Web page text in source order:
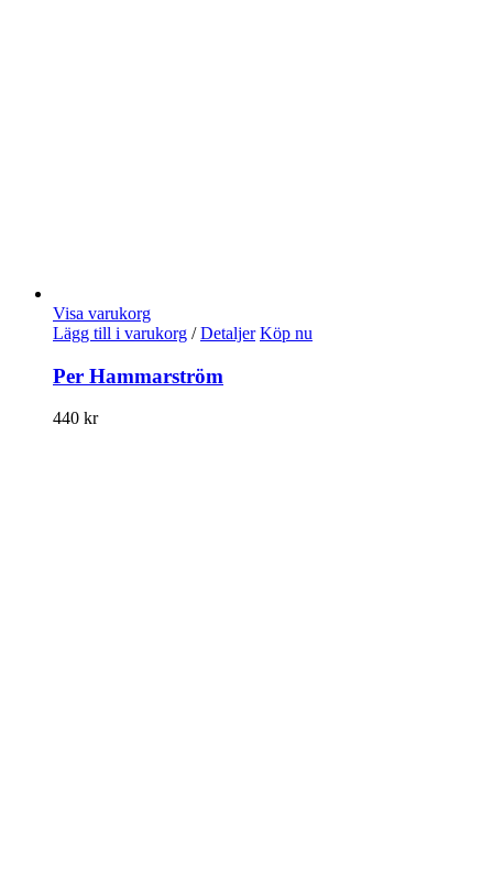
Visa varukorg
Lägg till i varukorg / Detaljer Köp nu
Per Hammarström
440 kr